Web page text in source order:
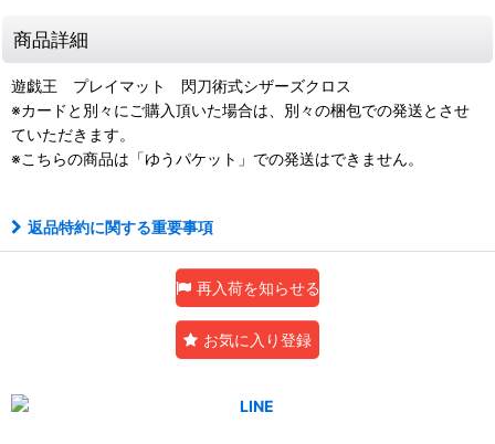
商品詳細
遊戯王 プレイマット 閃刀術式シザーズクロス
※カードと別々にご購入頂いた場合は、別々の梱包での発送とさせ
ていただきます。
※こちらの商品は「ゆうパケット」での発送はできません。
返品特約に関する重要事項
再入荷を知らせる
お気に入り登録